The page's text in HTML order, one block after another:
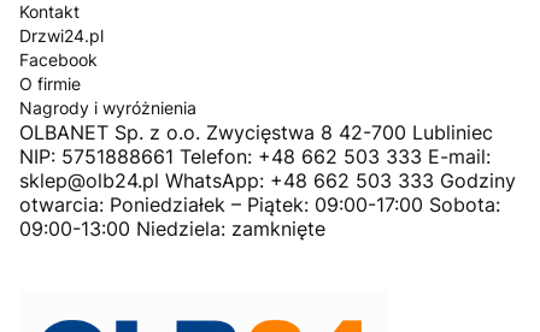
Kontakt
Drzwi24.pl
Facebook
O firmie
Nagrody i wyróżnienia
OLBANET Sp. z o.o. Zwycięstwa 8 42-700 Lubliniec
NIP: 5751888661 Telefon: +48 662 503 333 E-mail:
sklep@olb24.pl WhatsApp: +48 662 503 333 Godziny
otwarcia: Poniedziałek – Piątek: 09:00-17:00 Sobota:
09:00-13:00 Niedziela: zamknięte